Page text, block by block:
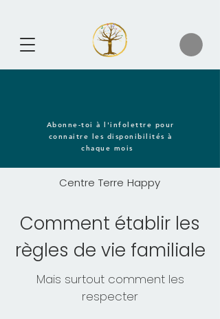
Centre Terre Happy
Abonne-toi à l'infolettre pour
connaitre les disponibilités à
chaque mois
Comment établir les
règles de vie familiale
Mais surtout comment les
respecter